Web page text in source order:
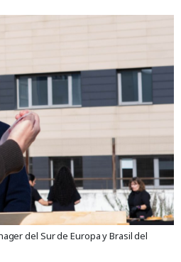
del Sur de Europa y Brasil del